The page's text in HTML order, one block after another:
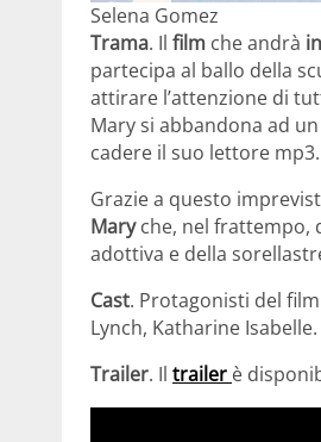
Selena Gomez
Trama. Il film che andrà
partecipa al ballo della
attirare l’attenzione di
Mary si abbandona ad
cadere il suo lettore mp3.
Grazie a questo
Maryche, nel frattempo,
adottiva e della
Cast. Protagonisti del
Lynch, Katharine Isabelle.
Trailer. Il trailer è